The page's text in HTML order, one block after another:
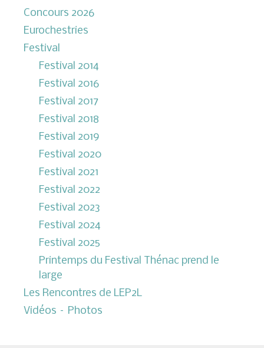
Concours 2026
Eurochestries
Festival
Festival 2014
Festival 2016
Festival 2017
Festival 2018
Festival 2019
Festival 2020
Festival 2021
Festival 2022
Festival 2023
Festival 2024
Festival 2025
Printemps du Festival Thénac prend le
large
Les Rencontres de LEP2L
Vidéos – Photos